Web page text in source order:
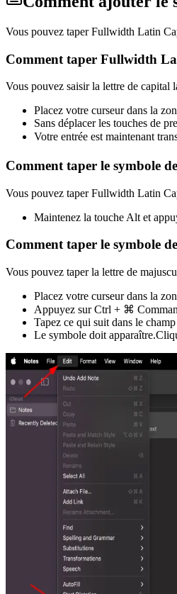
Vous pouvez taper Fullwidth Latin
Comment taper Fullwidth
Vous pouvez saisir la lettre de
Placez votre curseur dans la
Sans déplacer les touches de
Votre entrée est maintenant
Comment taper le symbole
Vous pouvez taper Fullwidth Latin
Maintenez la touche Alt et
Comment taper le symbole
Vous pouvez taper la lettre de
Placez votre curseur dans la
Appuyez sur Ctrl + ⌘
Tapez ce qui suit dans le
Le symbole doit